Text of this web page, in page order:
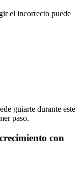
el incorrecto puede
guiarte durante este
paso.
con